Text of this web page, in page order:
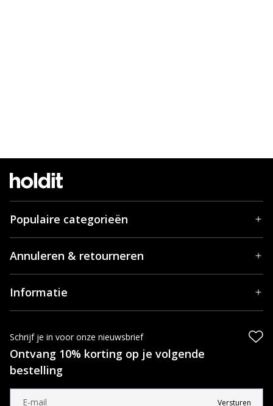
Populaire categorieën
Annuleren & retourneren
Informatie
Schrijf je in voor onze nieuwsbrief
Ontvang 10% korting op je volgende
bestelling
Versturen